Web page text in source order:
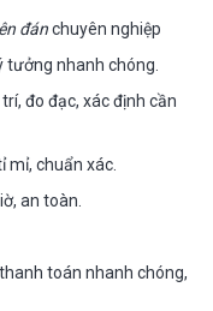
đánchuyên nghiệp
tưởng nhanh chóng.
đo đạc, xác định cần
mỉ, chuẩn xác.
an toàn.
toán nhanh chóng,